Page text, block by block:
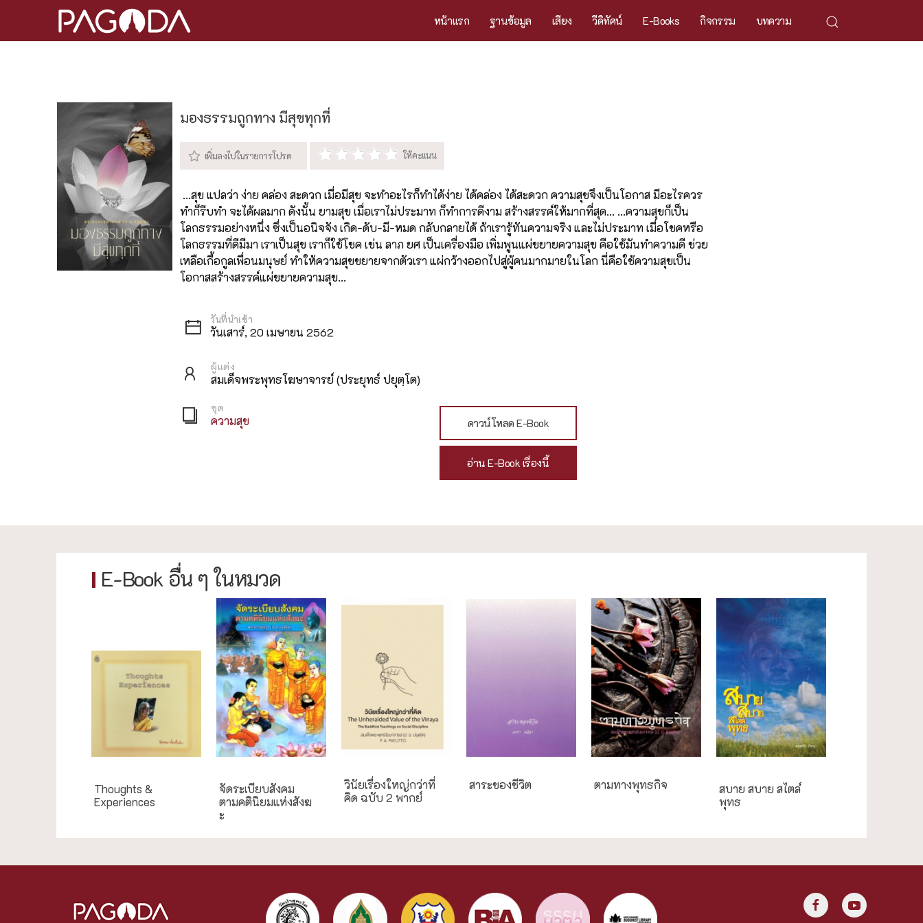
หน้าแรก ฐานข้อมูล เสียง วีดิทัศน์ E-Books กิจกรรม บทความ
มองธรรมถูกทาง มีสุขทุกที่
...สุข แปลว่า ง่าย คล่อง สะดวก เมื่อมีสุข จะทำอะไรก็ทำได้ง่าย ได้คล่อง ได้สะดวก ความสุขจึงเป็นโอกาส มีอะไรควร
ทำก็รีบทำ จะได้ผลมาก ดังนั้น ยามสุข เมื่อเราไม่ประมาท ก็ทำการดีงาม สร้างสรรค์ให้มากที่สุด... ...ความสุขก็เป็น
โลกธรรมอย่างหนึ่ง ซึ่งเป็นอนิจจัง เกิด-ดับ-มี-หมด กลับกลายได้ ถ้าเรารู้ทันความจริง และไม่ประมาท เมื่อโชคหรือ
โลกธรรมที่ดีมีมา เราเป็นสุข เราก็ใช้โชค เช่น ลาภ ยศ เป็นเครื่องมือ เพิ่มพูนแผ่ขยายความสุข คือใช้มันทำความดี ช่วย
เหลือเกื้อกูลเพื่อนมนุษย์ ทำให้ความสุขขยายจากตัวเรา แผ่กว้างออกไปสู่ผู้คนมากมายในโลก นี่คือใช้ความสุขเป็น
โอกาสสร้างสรรค์แผ่ขยายความสุข...
วันเสาร์, 20 เมษายน 2562
ผู้แต่ง
สมเด็จพระพุทธโฆษาจารย์ (ประยุทธ์ ปยุตฺโต)
ชุด
ความสุข ดาวน์โหลด E-Book
อ่าน E-Book เรื่องนี้
E-Book อื่น ๆ ในหมวด
Thoughts &
Experiences
จัดระเบียบสังคม
ตามคตินิยมแห่งสังฆ
ะ
วินัยเรื่องใหญ่กว่าที่
คิด ฉบับ 2 พากย์
สาระของชีวิต ตามทางพุทธกิจ
สบาย สบาย สไตล์
พุทธ